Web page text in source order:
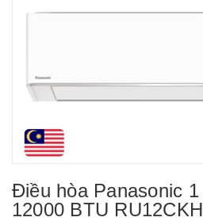
Điều hòa Panasonic
12000 BTU